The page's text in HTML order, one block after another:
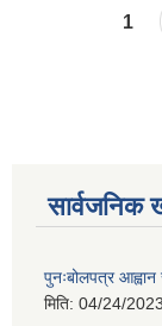
Pages
1
सार्वजनिक
पुनःबोलपत्र आह्वान
मिति: 04/24/